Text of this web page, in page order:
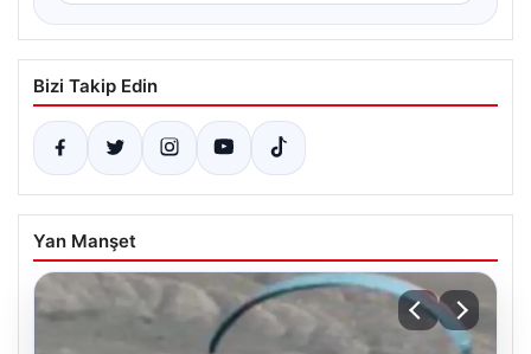
Bizi Takip Edin
Yan Manşet